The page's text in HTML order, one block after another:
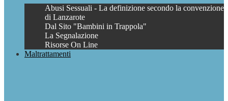
Abusi Sessuali - La definizione secondo la convenzione
di Lanzarote
Dal Sito "Bambini in Trappola"
La Segnalazione
Risorse On Line
Maltrattamenti